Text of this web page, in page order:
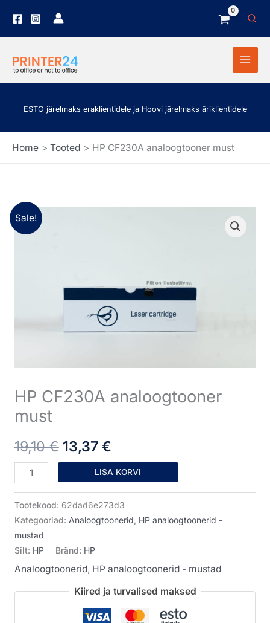
ESTO järelmaks eraklientidele ja Hoovi järelmaks äriklientidele
Home Tooted HP CF230A analoogtooner must
Sale!
HP CF230A analoogtooner
must
19,10€
19,10 €.
13,37 €
13,37 €.
HP
CF230A
LISA KORVI
Tootekood: 62dad6e273d3
Kategooriad: Analoogtoonerid HP analoogtoonerid -
mustad
Silt: HP Bränd: HP
Analoogtoonerid, HP analoogtoonerid - mustad
Kiired ja turvalised maksed